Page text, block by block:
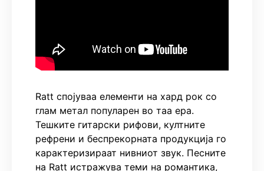
Ratt спојуваа елементи на хард рок со
глам метал популарен во таа ера.
Тешките гитарски рифови, култните
рефрени и беспрекорната продукција го
карактеризираат нивниот звук. Песните
на Ratt истражува теми на романтика,